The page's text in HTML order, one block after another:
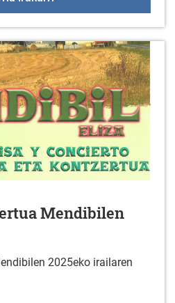
Mendibilen
2025eko irailaren